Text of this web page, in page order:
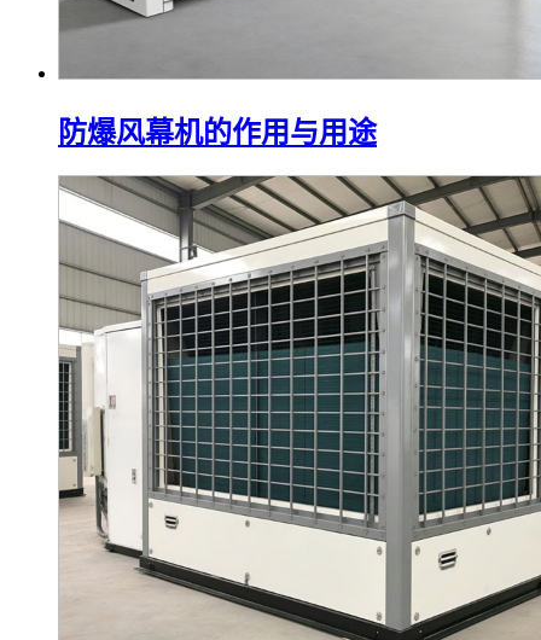
防爆风幕机的作用与用途